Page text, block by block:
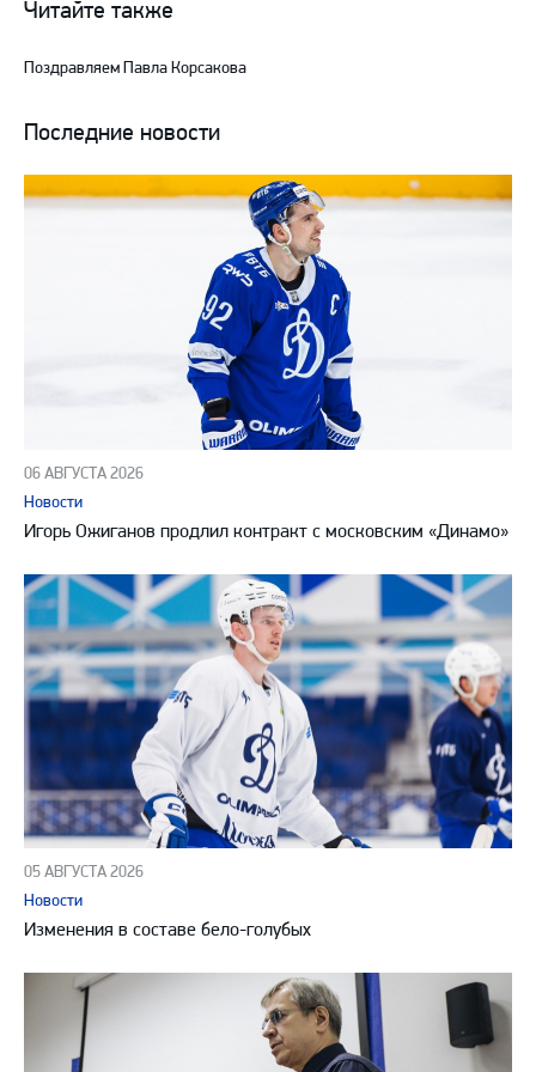
TelegramYouTube
Читайте также
Поздравляем Павла Корсакова
Последние новости
06 АВГУСТА 2026
Новости
Игорь Ожиганов продлил контракт с московским «Динамо»
05 АВГУСТА 2026
Новости
Изменения в составе бело-голубых